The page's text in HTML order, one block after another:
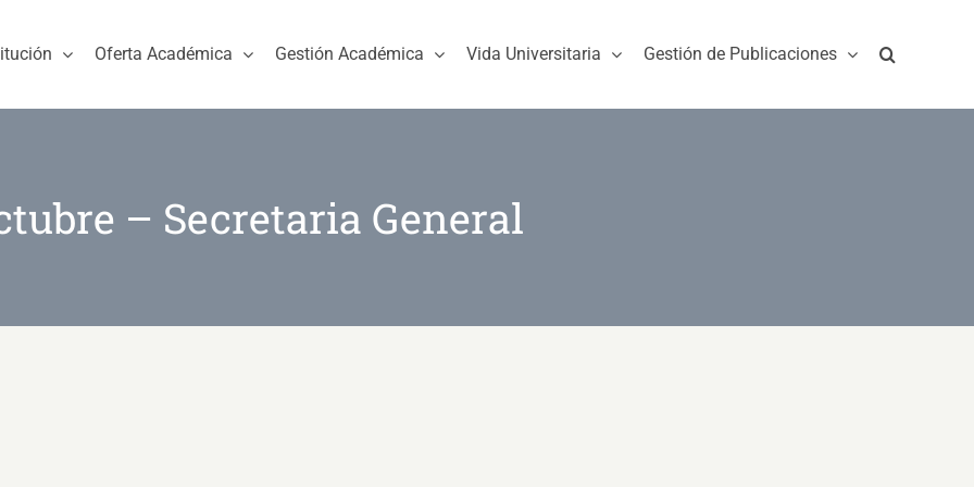
Oferta Académica Gestión Académica Vida Universitaria Gestión de Publicaciones
– Secretaria General